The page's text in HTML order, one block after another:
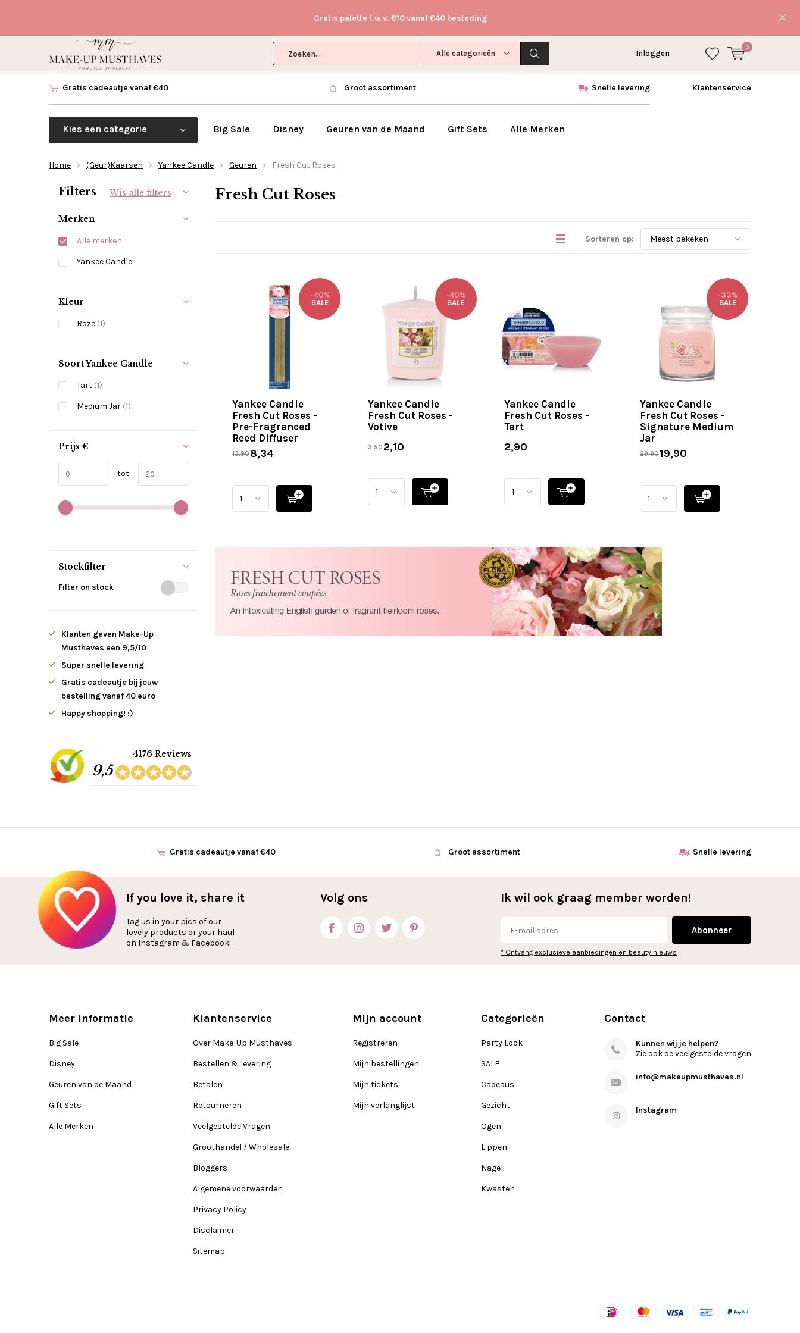
Alle categorieën Inloggen
0
Gratis palette t.w.v. €10 vanaf €40 besteding
Gratis cadeautje vanaf €40 Groot assortiment Snelle levering Klantenservice
Kies een categorie Big Sale Disney Geuren van de Maand Gift Sets Alle Merken
Home (Geur)Kaarsen Yankee Candle Geuren Fresh Cut Roses
Fresh Cut Roses
Sorteren op:
Yankee Candle
Fresh Cut Roses -
Pre-Fragranced
Reed Diffuser
-40%
SALE
13,908,34
Yankee Candle
Fresh Cut Roses -
Votive
-40%
SALE
3,502,10
Yankee Candle
Fresh Cut Roses -
Tart
2,90
Yankee Candle
Fresh Cut Roses -
Signature Medium
Jar
-33%
SALE
29,9019,90
Sorteren op:
Filters Wis alle filters
Merken
Alle merken
Yankee Candle
Kleur
Roze (1)
Soort Yankee Candle
Tart (1)
Medium Jar (1)
Prijs €
tot
Stockfilter
Filter on stock
Klanten geven Make-Up
Musthaves een 9,5/10
Super snelle levering
Gratis cadeautje bij jouw
bestelling vanaf 40 euro
Happy shopping! :)
9,5
4176 Reviews
Gratis cadeautje vanaf €40 Groot assortiment Snelle levering
If you love it, share it
Tag us in your pics of our
lovely products or your haul
on Instagram & Facebook!
Volg ons Ik wil ook graag member worden!
Abonneer
* Ontvang exclusieve aanbiedingen en beauty nieuws
Meer informatie
Big Sale
Disney
Geuren van de Maand
Gift Sets
Alle Merken
Klantenservice
Over Make-Up Musthaves
Bestellen & levering
Betalen
Retourneren
Veelgestelde Vragen
Groothandel / Wholesale
Bloggers
Algemene voorwaarden
Privacy Policy
Disclaimer
Sitemap
Mijn account
Registreren
Mijn bestellingen
Mijn tickets
Mijn verlanglijst
Categorieën
Party Look
SALE
Cadeaus
Gezicht
Ogen
Lippen
Nagel
Kwasten
Contact
Kunnen wij je helpen?
Zie ook de veelgestelde vragen
info@makeupmusthaves.nl
Instagram